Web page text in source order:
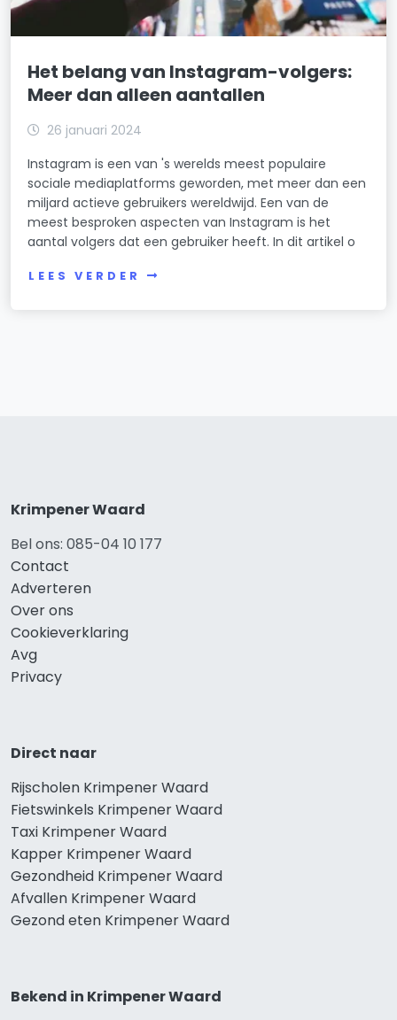
Het belang van Instagram-volgers:
Meer dan alleen aantallen
26 januari 2024
Instagram is een van 's werelds meest populaire
sociale mediaplatforms geworden, met meer dan een
miljard actieve gebruikers wereldwijd. Een van de
meest besproken aspecten van Instagram is het
aantal volgers dat een gebruiker heeft. In dit artikel o
LEES VERDER
Krimpener Waard
Bel ons: 085-04 10 177
Contact
Adverteren
Over ons
Cookieverklaring
Avg
Privacy
Direct naar
Rijscholen Krimpener Waard
Fietswinkels Krimpener Waard
Taxi Krimpener Waard
Kapper Krimpener Waard
Gezondheid Krimpener Waard
Afvallen Krimpener Waard
Gezond eten Krimpener Waard
Bekend in Krimpener Waard